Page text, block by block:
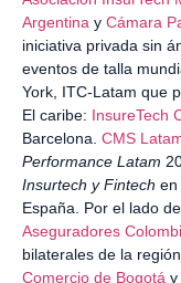
Argentina y Cámara
iniciativa privada sin
eventos de talla
York, ITC-Latam que
El caribe: InsureTech
Barcelona. CMS
Performance Latam
Insurtech y Fintech en
España. Por el lado
Aseguradores
bilaterales de la
Comercio de Bogotá y